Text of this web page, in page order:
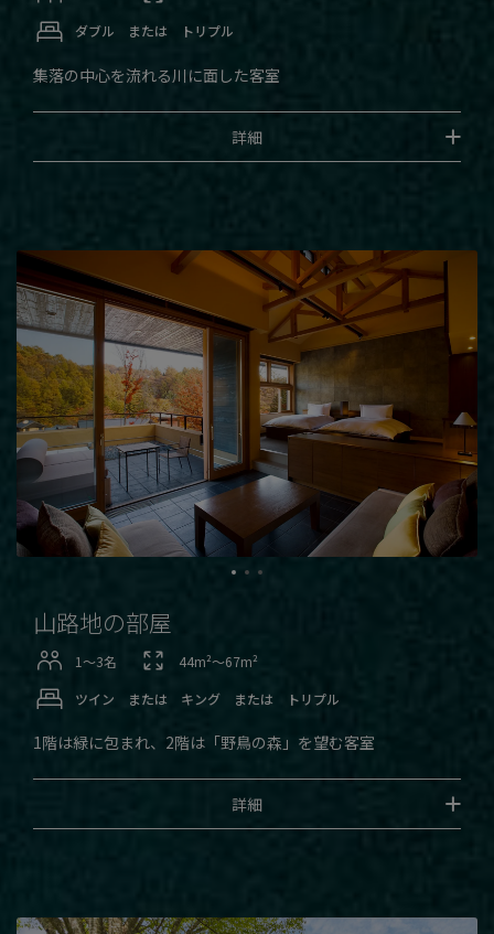
ダブル または トリプル
集落の中心を流れる川に面した客室
詳細
山路地の部屋
1〜3名
44m²〜67m²
ツイン または キング または トリプル
1階は緑に包まれ、2階は「野鳥の森」を望む客室
詳細